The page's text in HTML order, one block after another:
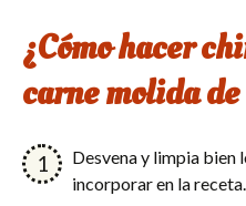
¿Cómo hacer
carne molida
Desvena y limpia bien
incorporar en la receta.